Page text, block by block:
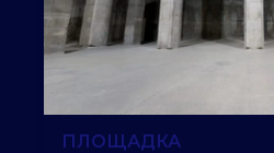
ПЛОЩАДКА